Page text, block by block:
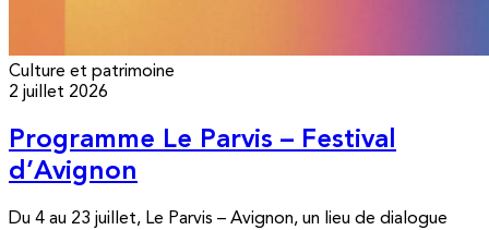
Culture et patrimoine
2 juillet 2026
Programme Le Parvis – Festival
d’Avignon
Du 4 au 23 juillet, Le Parvis – Avignon, un lieu de dialogue